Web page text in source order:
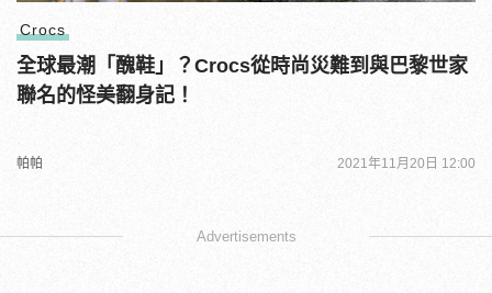
Crocs
全球最潮「醜鞋」？Crocs從時尚災難到與巴黎世家
聯名的怪美翻身記！
帕帕 2021年11月20日 12:00
Advertisements